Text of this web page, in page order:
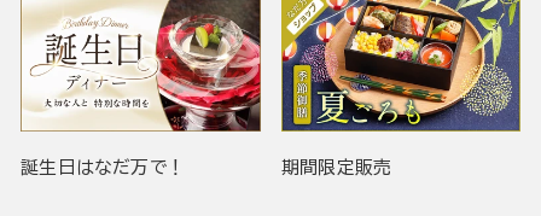
誕生日はなだ万で！ 期間限定販売